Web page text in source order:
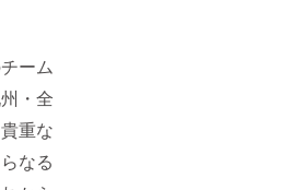
ーム
・全
重な
なる